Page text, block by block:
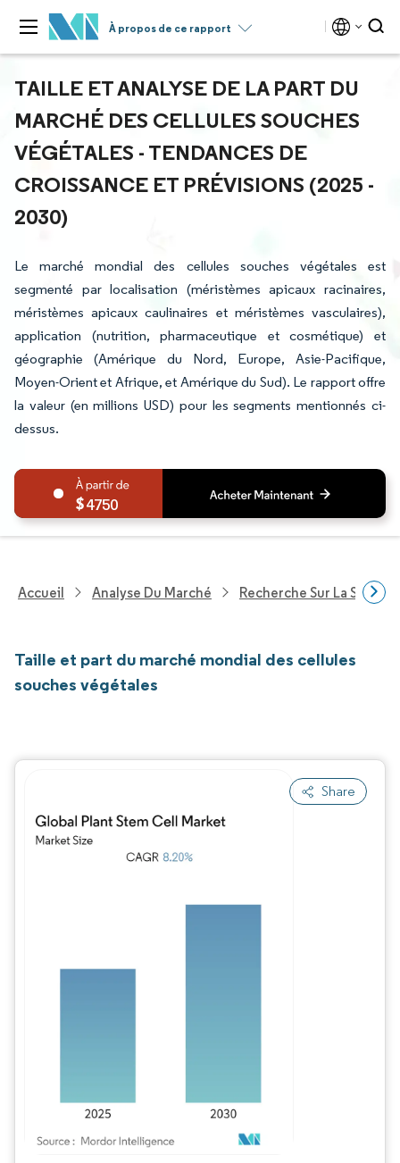
À propos de ce rapport
TAILLE ET ANALYSE DE LA PART DU
MARCHÉ DES CELLULES SOUCHES
VÉGÉTALES - TENDANCES DE
CROISSANCE ET PRÉVISIONS (2025 -
2030)
Le marché mondial des cellules souches végétales est
segmenté par localisation (méristèmes apicaux racinaires,
méristèmes apicaux caulinaires et méristèmes vasculaires),
application (nutrition, pharmaceutique et cosmétique) et
géographie (Amérique du Nord, Europe, Asie-Pacifique,
Moyen-Orient et Afrique, et Amérique du Sud). Le rapport offre
la valeur (en millions USD) pour les segments mentionnés ci-
dessus.
4750
Accueil Analyse Du Marché Recherche Sur La Santé
Taille et part du marché mondial des cellules
souches végétales
Share